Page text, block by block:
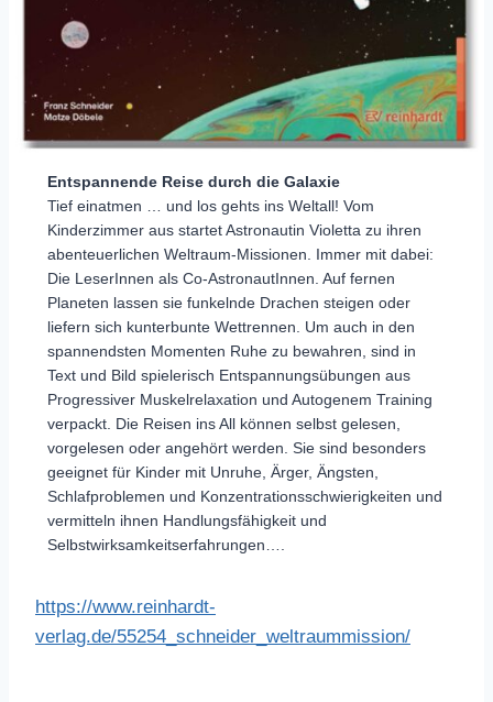
Entspannende Reise durch die Galaxie
Tief einatmen … und los gehts ins Weltall! Vom
Kinderzimmer aus startet Astronautin Violetta zu ihren
abenteuerlichen Weltraum-Missionen. Immer mit dabei:
Die LeserInnen als Co-AstronautInnen. Auf fernen
Planeten lassen sie funkelnde Drachen steigen oder
liefern sich kunterbunte Wettrennen. Um auch in den
spannendsten Momenten Ruhe zu bewahren, sind in
Text und Bild spielerisch Entspannungsübungen aus
Progressiver Muskelrelaxation und Autogenem Training
verpackt. Die Reisen ins All können selbst gelesen,
vorgelesen oder angehört werden. Sie sind besonders
geeignet für Kinder mit Unruhe, Ärger, Ängsten,
Schlafproblemen und Konzentrationsschwierigkeiten und
vermitteln ihnen Handlungsfähigkeit und
Selbstwirksamkeitserfahrungen….
https://www.reinhardt-
verlag.de/55254_schneider_weltraummission/